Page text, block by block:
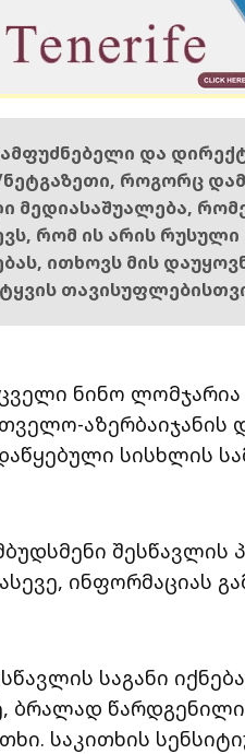
და
როგორც
მედიასაშუალება,
რომ ის არის რუსული
ითხოვს მის
ნინო ლომჯარია
აზერბაიჯანის
სისხლის
შესწავლის
ინფორმაციას
საგანი
ბრალად
საკითხის